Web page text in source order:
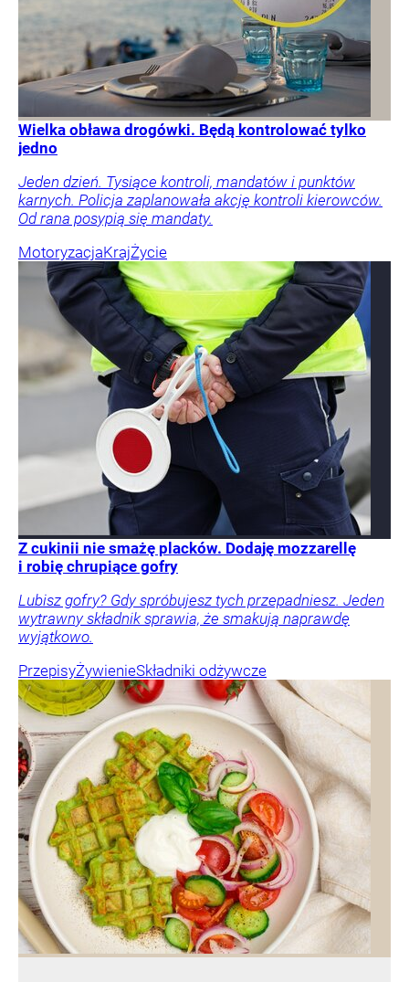
Wielka obława drogówki. Będą kontrolować tylko
jedno
Jeden dzień. Tysiące kontroli, mandatów i punktów
karnych. Policja zaplanowała akcję kontroli kierowców.
Od rana posypią się mandaty.
MotoryzacjaKrajŻycie
Z cukinii nie smażę placków. Dodaję mozzarellę
i robię chrupiące gofry
Lubisz gofry? Gdy spróbujesz tych przepadniesz. Jeden
wytrawny składnik sprawia, że smakują naprawdę
wyjątkowo.
PrzepisyŻywienieSkładniki odżywcze